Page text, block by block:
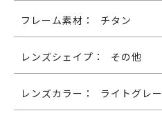
フレーム素材： チタン
レンズシェイプ： その他
レンズカラー： ライトグレー